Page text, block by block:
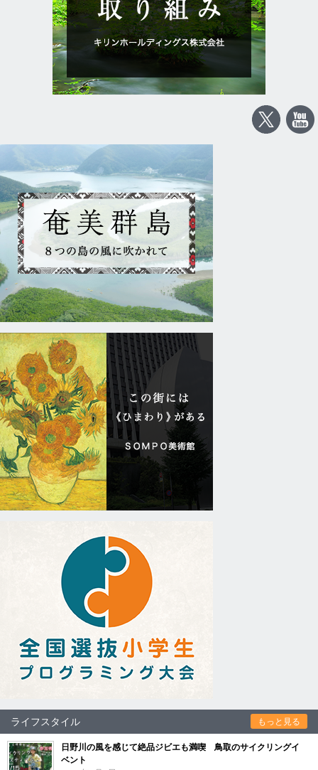
ライフスタイル もっと見る
日野川の風を感じて絶品ジビエも満喫 鳥取のサイクリングイ
ベント